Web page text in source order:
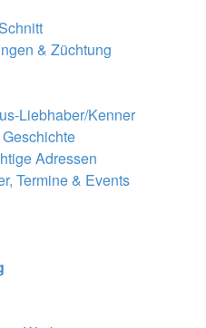
& Züchtung
Liebhaber/Kenner
Adressen
Termine & Events